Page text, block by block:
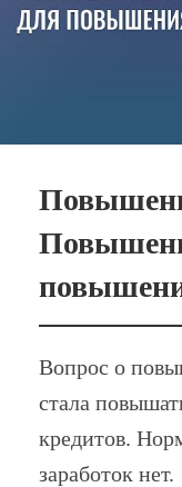
Вопрос о
стала
кредитов.
заработок нет.